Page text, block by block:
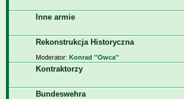
Inne armie
Rekonstrukcja Historyczna
Moderator: Konrad ''Owca''
Kontraktorzy
Bundeswehra